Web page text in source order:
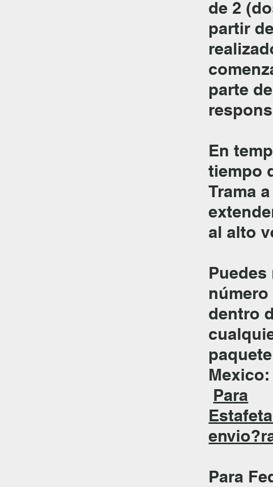
de 2
partir
parte
En
tiempo
Trama
al alto
dentro
Mexico:
Para
Para